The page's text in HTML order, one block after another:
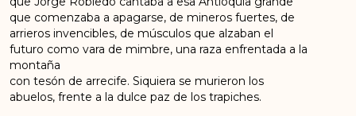
que comenzaba a apagarse, de mineros fuertes, de
arrieros invencibles, de músculos que alzaban el
futuro como vara de mimbre, una raza enfrentada a la
montaña
con tesón de arrecife. Siquiera se murieron los
abuelos, frente a la dulce paz de los trapiches.